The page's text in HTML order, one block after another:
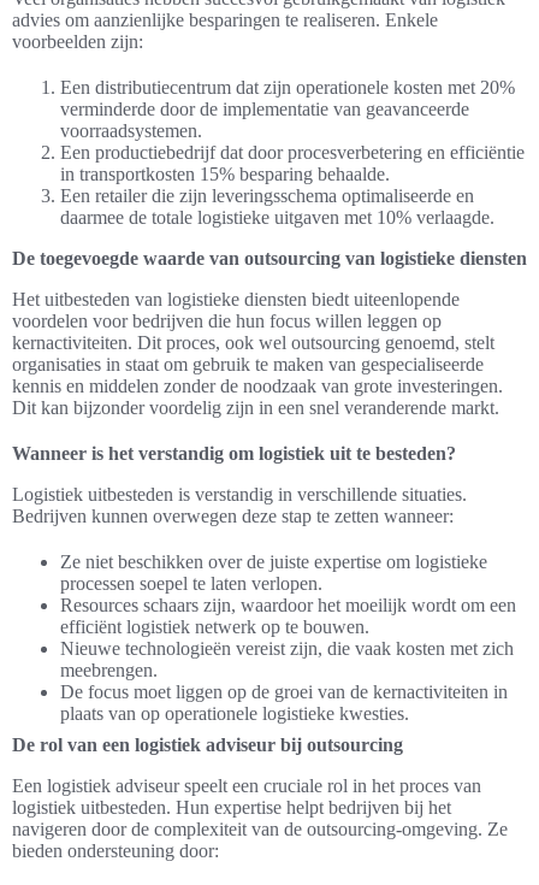
advies om aanzienlijke besparingen te realiseren. Enkele
voorbeelden zijn:
Een distributiecentrum dat zijn operationele kosten met 20%
verminderde door de implementatie van geavanceerde
voorraadsystemen.
Een productiebedrijf dat door procesverbetering en efficiëntie
in transportkosten 15% besparing behaalde.
Een retailer die zijn leveringsschema optimaliseerde en
daarmee de totale logistieke uitgaven met 10% verlaagde.
De toegevoegde waarde van outsourcing van logistieke diensten
Het uitbesteden van logistieke diensten biedt uiteenlopende
voordelen voor bedrijven die hun focus willen leggen op
kernactiviteiten. Dit proces, ook wel outsourcing genoemd, stelt
organisaties in staat om gebruik te maken van gespecialiseerde
kennis en middelen zonder de noodzaak van grote investeringen.
Dit kan bijzonder voordelig zijn in een snel veranderende markt.
Wanneer is het verstandig om logistiek uit te besteden?
Logistiek uitbesteden is verstandig in verschillende situaties.
Bedrijven kunnen overwegen deze stap te zetten wanneer:
Ze niet beschikken over de juiste expertise om logistieke
processen soepel te laten verlopen.
Resources schaars zijn, waardoor het moeilijk wordt om een
efficiënt logistiek netwerk op te bouwen.
Nieuwe technologieën vereist zijn, die vaak kosten met zich
meebrengen.
De focus moet liggen op de groei van de kernactiviteiten in
plaats van op operationele logistieke kwesties.
De rol van een logistiek adviseur bij outsourcing
Een logistiek adviseur speelt een cruciale rol in het proces van
logistiek uitbesteden. Hun expertise helpt bedrijven bij het
navigeren door de complexiteit van de outsourcing-omgeving. Ze
bieden ondersteuning door: